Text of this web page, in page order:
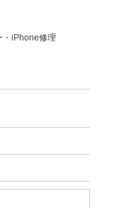
・iPhone修理